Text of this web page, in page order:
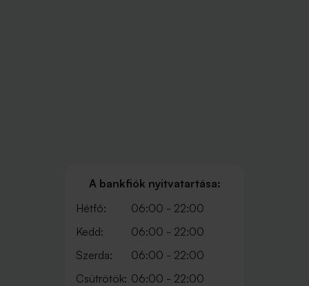
A bankfiók nyitvatartása:
Hétfő:
06:00 - 22:00
Kedd:
06:00 - 22:00
Szerda:
06:00 - 22:00
Csütrötök: 06:00 - 22:00